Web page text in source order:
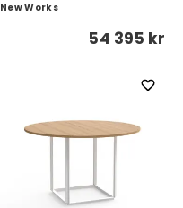
New Works
54 395 kr